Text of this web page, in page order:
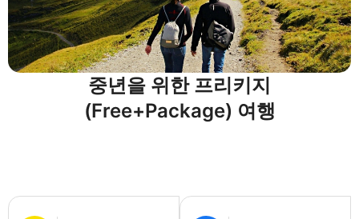
중년을 위한 프리키지
(Free+Package) 여행